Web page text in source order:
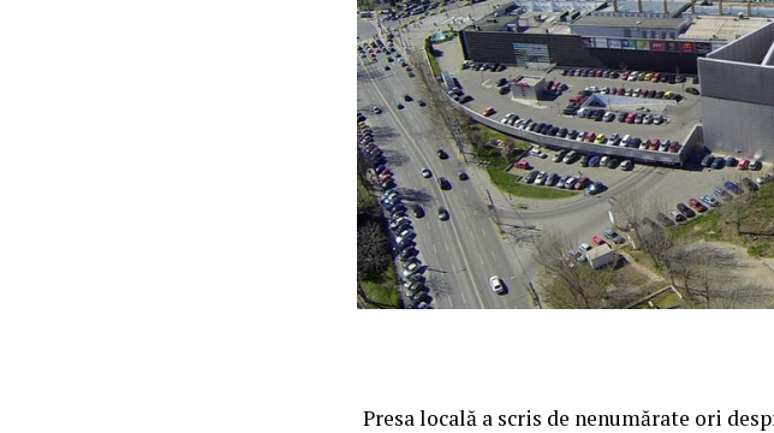
Presa locală a scris de nenumărate ori